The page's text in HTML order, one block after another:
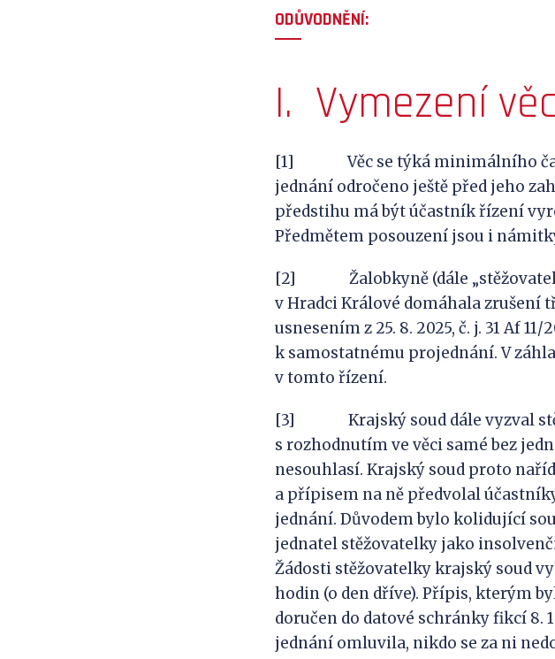
ODŮVODNĚNÍ:
I. Vymezení
[1] Věc se týká minimálního
jednání odročeno ještě před jeho
předstihu má být účastník řízení
Předmětem posouzení jsou i
[2] Žalobkyně (dále
v Hradci Králové domáhala zrušení
usnesením z 25. 8. 2025, č. j. 31 Af
k samostatnému projednání. V
v tomto řízení.
[3] Krajský soud dále vyzval
s rozhodnutím ve věci samé bez
nesouhlasí. Krajský soud proto
a přípisem na ně předvolal
jednání. Důvodem bylo kolidující
jednatel stěžovatelky jako
Žádosti stěžovatelky krajský soud
hodin (o den dříve). Přípis, kterým
doručen do datové schránky fikcí 8.
jednání omluvila, nikdo se za ni